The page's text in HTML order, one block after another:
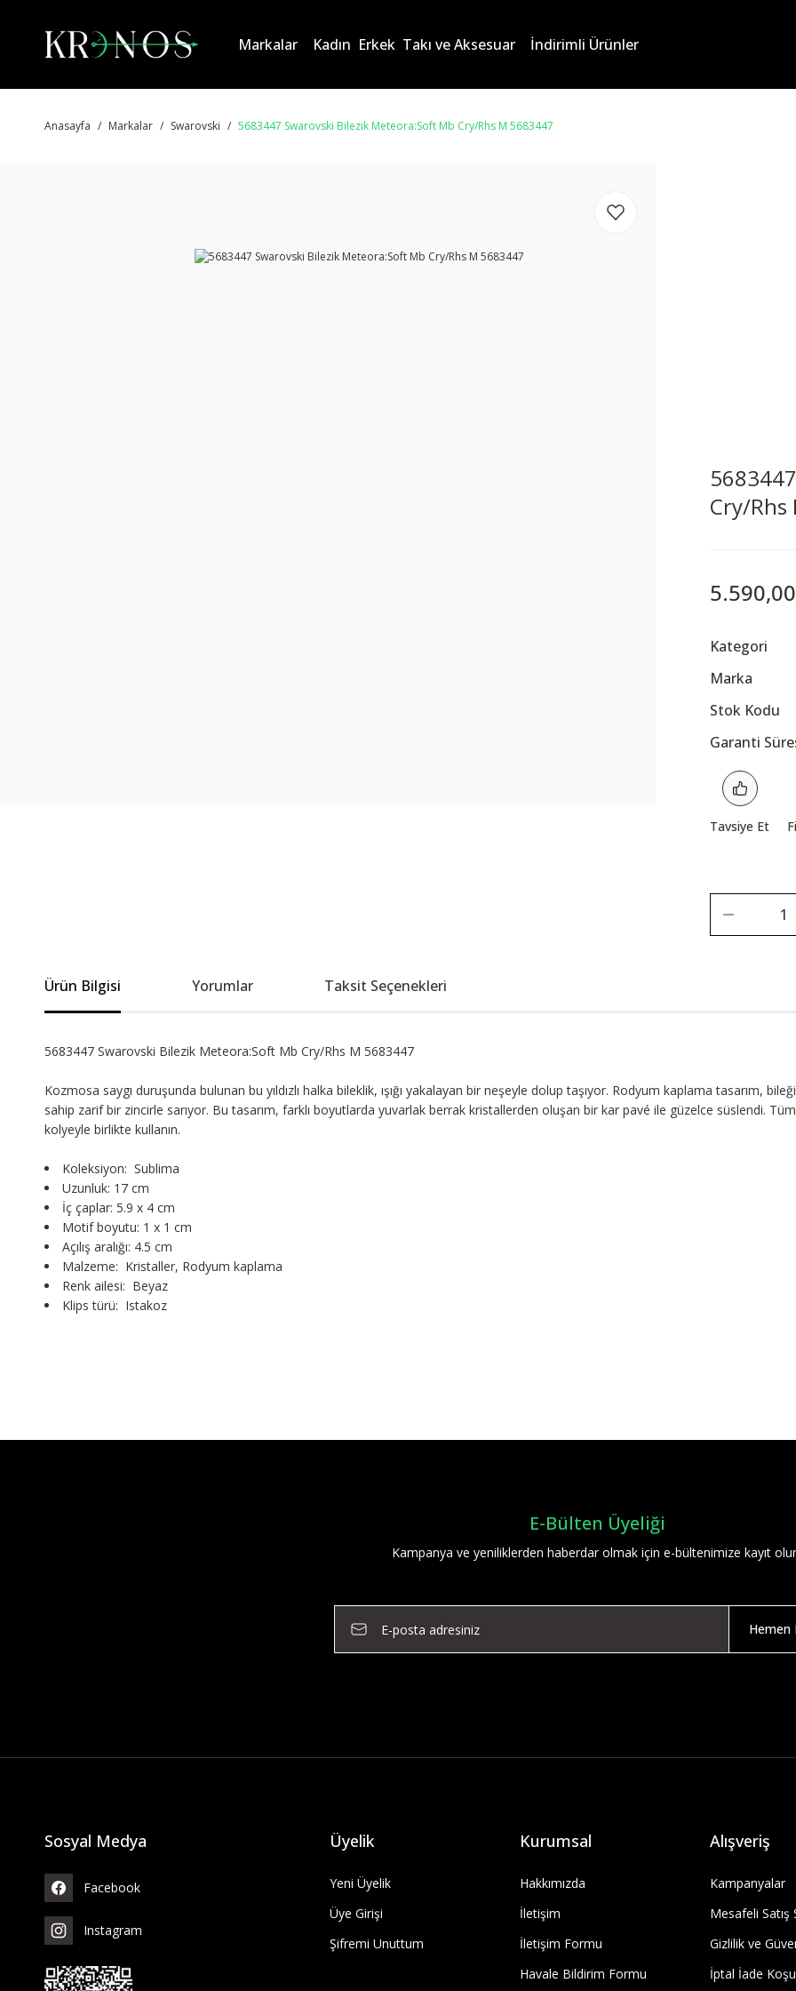
Markalar Kadın Erkek Takı ve Aksesuar İndirimli Ürünler
Anasayfa Markalar Swarovski 5683447 Swarovski Bilezik Meteora:Soft Mb Cry/Rhs M 5683447
Cry/Rhs
Kategori
Marka
Stok Kodu
Garanti
Tavsiye Et
Ürün Bilgisi Yorumlar Taksit Seçenekleri
5683447 Swarovski Bilezik Meteora:Soft Mb Cry/Rhs M 5683447
Kozmosa saygı duruşunda bulunan bu yıldızlı halka bileklik, ışığı yakalayan bir neşeyle dolup taşıyor. Rodyum kaplama tasarım,
sahip zarif bir zincirle sarıyor. Bu tasarım, farklı boyutlarda yuvarlak berrak kristallerden oluşan bir kar pavé ile güzelce süslendi.
kolyeyle birlikte kullanın.
Koleksiyon: Sublima
Uzunluk: 17 cm
İç çaplar: 5.9 x 4 cm
Motif boyutu: 1 x 1 cm
Açılış aralığı: 4.5 cm
Malzeme: Kristaller, Rodyum kaplama
Renk ailesi: Beyaz
Klips türü: Istakoz
Yorum Yaz
E-Bülten Üyeliği
Kampanya ve yeniliklerden haberdar olmak için e-bültenimize kayıt
Hemen
Sosyal Medya
Facebook
Instagram
Üyelik
Yeni Üyelik
Üye Girişi
Şifremi Unuttum
Kurumsal
Hakkımızda
İletişim
İletişim Formu
Havale Bildirim Formu
Alışveriş
Kampanyalar
Mesafeli Satış
Gizlilik ve
İptal İade